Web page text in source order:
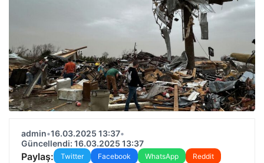
admin•16.03.2025 13:37•
Güncellendi: 16.03.2025 13:37
Paylaş: Twitter Facebook WhatsApp
Reddit